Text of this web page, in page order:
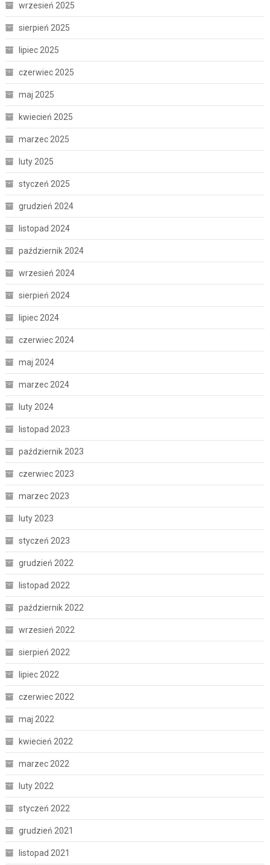
wrzesień 2025
sierpień 2025
lipiec 2025
czerwiec 2025
maj 2025
kwiecień 2025
marzec 2025
luty 2025
styczeń 2025
grudzień 2024
listopad 2024
październik 2024
wrzesień 2024
sierpień 2024
lipiec 2024
czerwiec 2024
maj 2024
marzec 2024
luty 2024
listopad 2023
październik 2023
czerwiec 2023
marzec 2023
luty 2023
styczeń 2023
grudzień 2022
listopad 2022
październik 2022
wrzesień 2022
sierpień 2022
lipiec 2022
czerwiec 2022
maj 2022
kwiecień 2022
marzec 2022
luty 2022
styczeń 2022
grudzień 2021
listopad 2021